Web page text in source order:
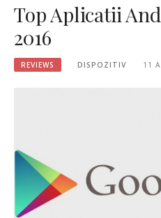
Top Aplicatii
2016
REVIEWS DISPOZITIV 11